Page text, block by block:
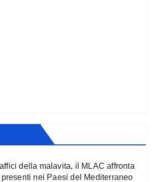
della malavita, il MLAC affronta
nei Paesi del Mediterraneo